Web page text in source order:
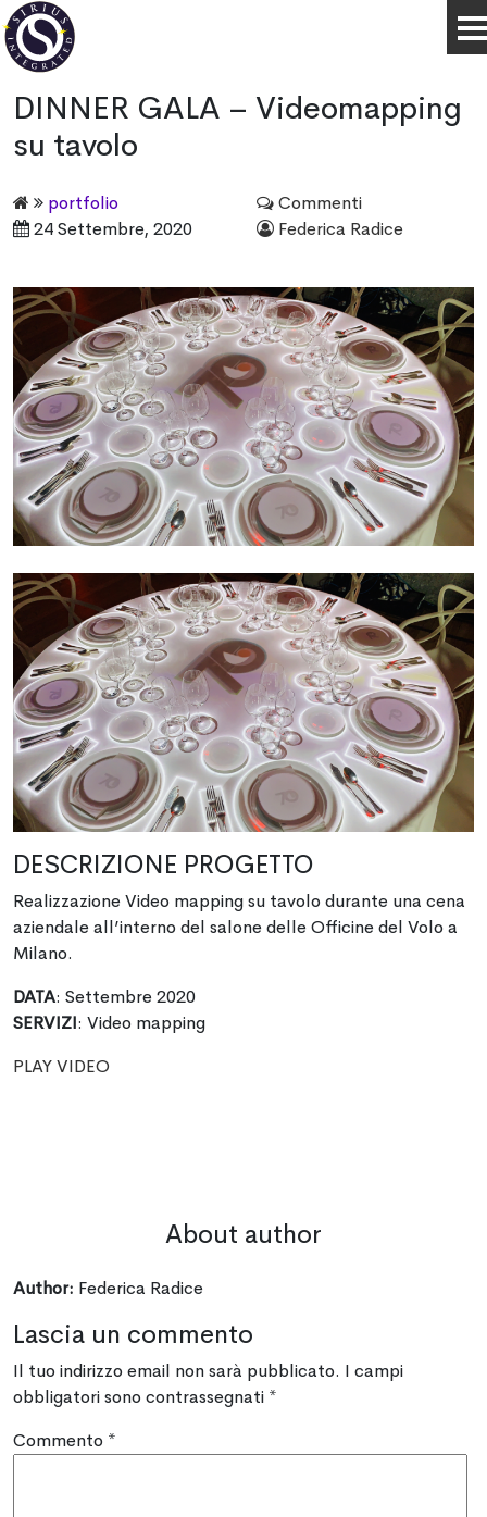
DINNER GALA – Videomapping
su tavolo
portfolio
Commenti
24 Settembre, 2020
Federica Radice
DESCRIZIONE PROGETTO
Realizzazione Video mapping su tavolo durante una cena
aziendale all’interno del salone delle Officine del Volo a
Milano.
DATA: Settembre 2020
SERVIZI: Video mapping
PLAY VIDEO
About author
Author: Federica Radice
Lascia un commento
Il tuo indirizzo email non sarà pubblicato. I campi
obbligatori sono contrassegnati *
Commento *